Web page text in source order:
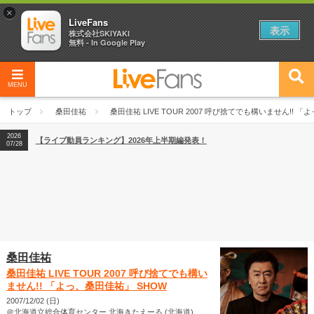
MENU
トップ 桑田佳祐 桑田佳祐 LIVE TOUR 2007 呼び捨てでも構いません!! 「
04/27
【フェス特集2026】フェス情報はここから！
2026
07/28
2026
【フェス特集2026】フェス情報はここから！
2026
07/28
【ライブ動員ランキング】2026年上半期編発表！
桑田佳祐
桑田佳祐 LIVE TOUR 2007 呼び捨てでも構い
ません!! 「よっ、桑田佳祐」 SHOW
2007/12/02 (日)
＠北海道立総合体育センター 北海きたえーる (北海道)
×
LiveFans
株式会社SKIYAKI
無料 - In Google Play
表示